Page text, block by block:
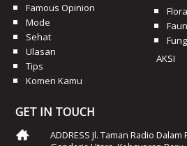
Famous Opinion
Mode
Sehat
Ulasan
Tips
Komen Kamu
Flora
AKSI
GET IN TOUCH
ADDRESS Jl. Taman Radio Dalam